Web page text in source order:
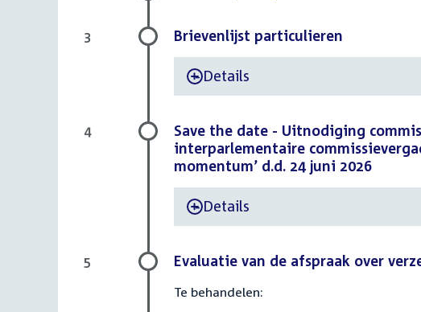
Brievenlijst particulieren
- Details
3
Save the date - Uitnodiging
interparlementaire
momentum’ d.d. 24 juni 2026
- Details
4
Evaluatie van de afspraak over
Te behandelen:
5